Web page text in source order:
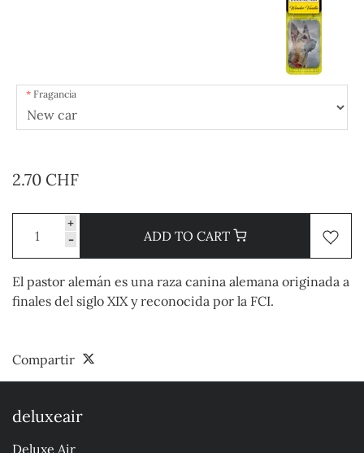
Fragancia
2.70 CHF
+
-
ADD TO CART
El pastor alemán es una raza canina alemana originada a
finales del siglo XIX y reconocida por la FCI.
Compartir
deluxeair
Deluxe Air